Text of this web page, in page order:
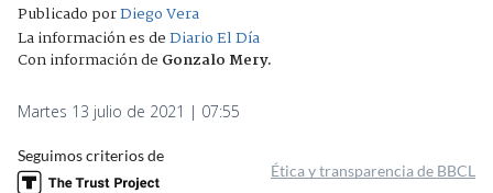
Publicado porDiego Vera
La información es deDiario El Día
Con información de Gonzalo Mery.
Martes 13 julio de 2021 | 07:55
Seguimos criterios de
Ética y transparencia de BBCL